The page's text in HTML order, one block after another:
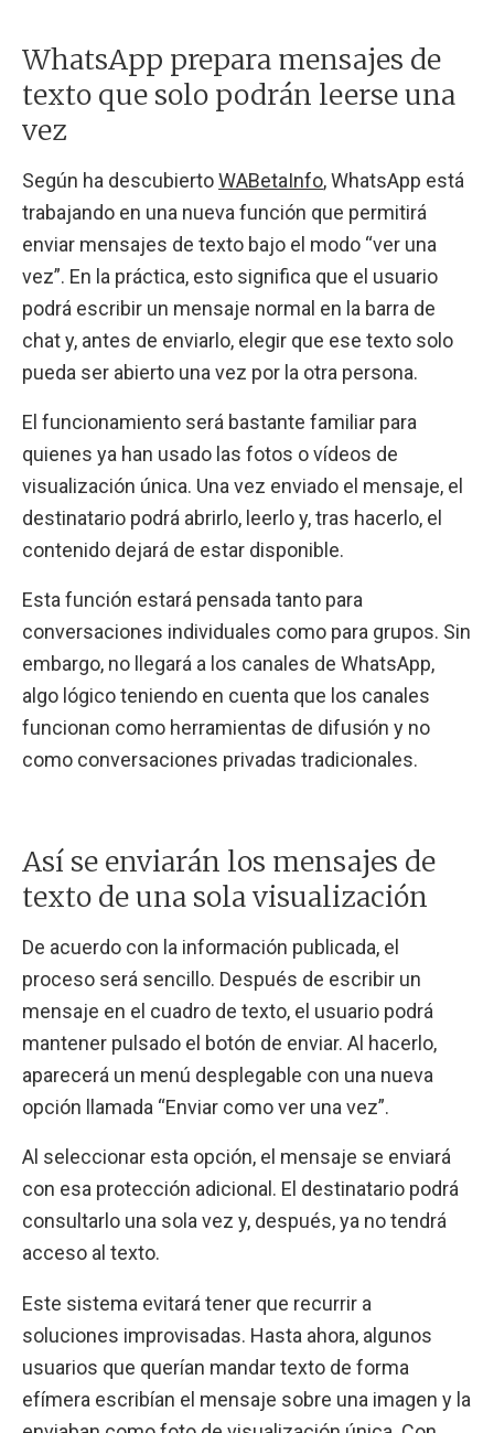
WhatsApp prepara mensajes de
texto que solo podrán leerse una
vez
Según ha descubiertoWABetaInfo, WhatsApp está
trabajando en una nueva función que permitirá
enviar mensajes de texto bajo el modo “ver una
vez”. En la práctica, esto significa que el usuario
podrá escribir un mensaje normal en la barra de
chat y, antes de enviarlo, elegir que ese texto solo
pueda ser abierto una vez por la otra persona.
El funcionamiento será bastante familiar para
quienes ya han usado las fotos o vídeos de
visualización única. Una vez enviado el mensaje, el
destinatario podrá abrirlo, leerlo y, tras hacerlo, el
contenido dejará de estar disponible.
Esta función estará pensada tanto para
conversaciones individuales como para grupos. Sin
embargo, no llegará a los canales de WhatsApp,
algo lógico teniendo en cuenta que los canales
funcionan como herramientas de difusión y no
como conversaciones privadas tradicionales.
Así se enviarán los mensajes de
texto de una sola visualización
De acuerdo con la información publicada, el
proceso será sencillo. Después de escribir un
mensaje en el cuadro de texto, el usuario podrá
mantener pulsado el botón de enviar. Al hacerlo,
aparecerá un menú desplegable con una nueva
opción llamada “Enviar como ver una vez”.
Al seleccionar esta opción, el mensaje se enviará
con esa protección adicional. El destinatario podrá
consultarlo una sola vez y, después, ya no tendrá
acceso al texto.
Este sistema evitará tener que recurrir a
soluciones improvisadas. Hasta ahora, algunos
usuarios que querían mandar texto de forma
efímera escribían el mensaje sobre una imagen y la